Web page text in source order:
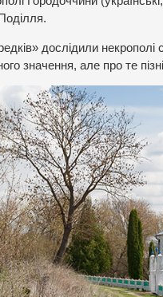
дослідили
значення, але про те